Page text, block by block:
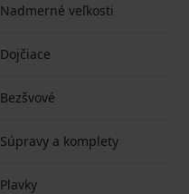
Nadmerné veľkosti
Dojčiace
Bezšvové
Súpravy a komplety
Plavky